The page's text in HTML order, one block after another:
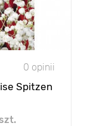
0 opinii
Spitzen